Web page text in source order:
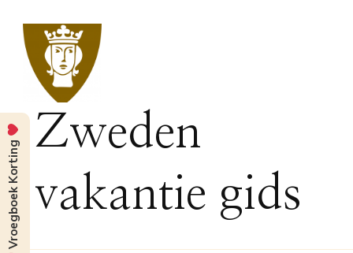
Zweden
vakantie gids
Vroegboek Korting